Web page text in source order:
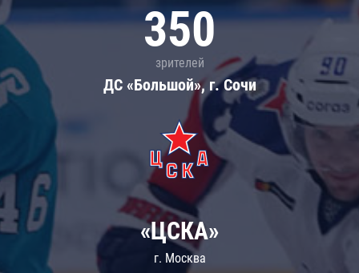
350
зрителей
ДС «Большой», г. Сочи
«ЦСКА»
г. Москва